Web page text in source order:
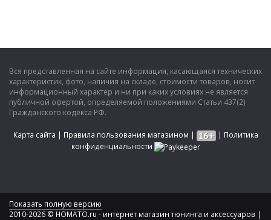
Вся представленная на сайте информация, касающаяся технических
характеристик, фото, наличия на складе, стоимости товаров, носит
информационный характер и ни при каких условиях не является
публичной офертой, определяемой положениями Статьи 437(2)
Гражданского кодекса РФ.
Карта сайта | Правила пользования магазином | | Политика
конфиденциальности
Показать полную версию
2010-2026 © HOMATO.ru - интернет магазин тюнинга и аксессуаров |